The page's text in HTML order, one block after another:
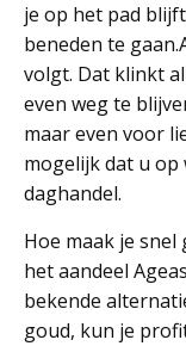
je op het pad
beneden te
volgt. Dat klinkt
even weg te
maar even voor
mogelijk dat u op
daghandel.
Hoe maak je
het aandeel
bekende
goud, kun je